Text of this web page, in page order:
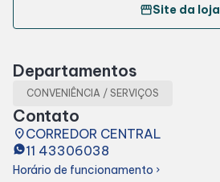
Lojas e Restaurantes
Lojas
storefrontSite da loja
Departamentos
CONVENIÊNCIA / SERVIÇOS
Contato
placeCORREDOR CENTRAL
11 43306038
Horário de funcionamento chevron_right